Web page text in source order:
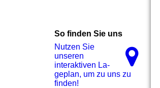
So finden Sie uns
Nutzen Sie
unseren
interaktiven La­
ge­plan, um zu uns zu
finden!